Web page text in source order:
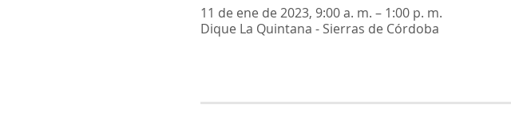
11 de ene de 2023, 9:00 a. m. – 1:00 p. m.
Dique La Quintana - Sierras de Córdoba